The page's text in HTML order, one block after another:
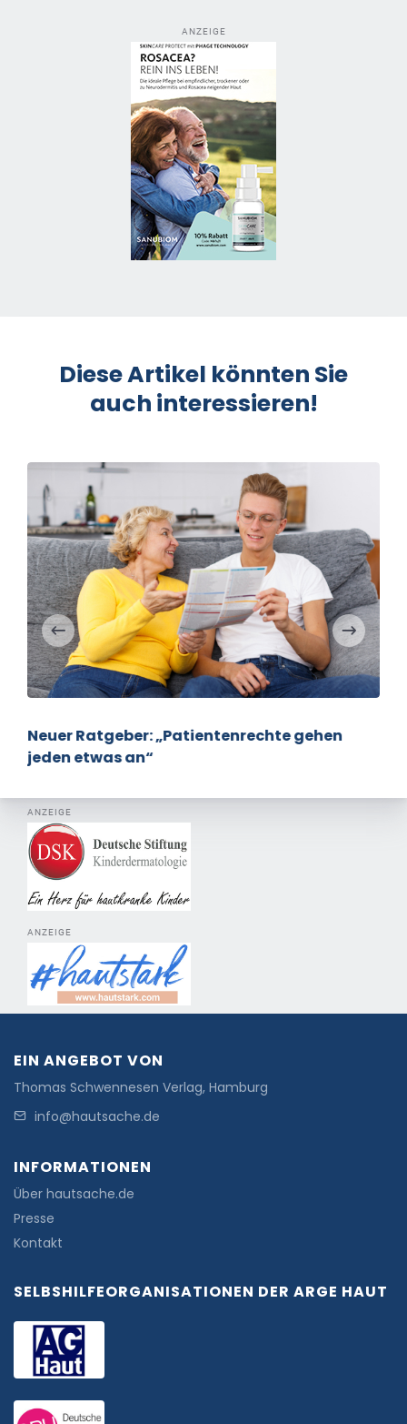
ANZEIGE
Diese Artikel könnten Sie
auch interessieren!
gehen
Ungeklärte Fragen bei der
ANZEIGE
ANZEIGE
EIN ANGEBOT VON
Thomas Schwennesen Verlag, Hamburg
info@hautsache.de
INFORMATIONEN
Über hautsache.de
Presse
Kontakt
SELBSHILFEORGANISATIONEN DER ARGE HAUT